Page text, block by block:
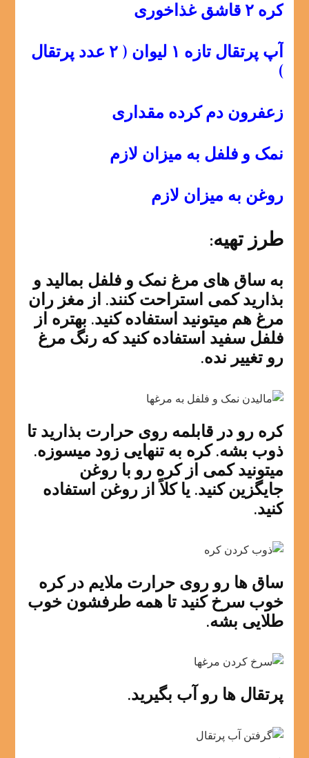
کره ۲ قاشق غذاخوری
آپ پرتقال تازه ۱ لیوان ( ۲ عدد پرتقال
)
زعفرون دم کرده مقداری
نمک و فلفل به میزان لازم
روغن به میزان لازم
طرز تهیه:
به ساق های مرغ نمک و فلفل بمالید و
بذارید کمی استراحت کنند. از مغز ران
مرغ هم میتونید استفاده کنید. بهتره از
فلفل سفید استفاده کنید که رنگ مرغ
رو تغییر نده.
کره رو در قابلمه روی حرارت بذارید تا
ذوب بشه. کره به تنهایی زود میسوزه.
میتونید کمی از کره رو با روغن
جایگزین کنید. یا کلاً از روغن استفاده
کنید.
ساق ها رو روی حرارت ملایم در کره
خوب سرخ کنید تا همه طرفشون خوب
طلایی بشه.
پرتقال ها رو آب بگیرید.